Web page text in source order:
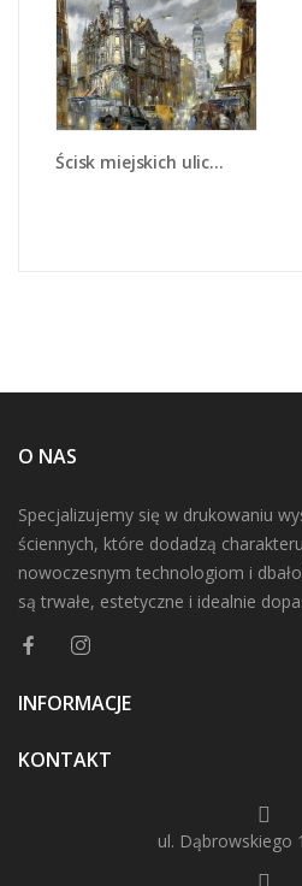
Ścisk miejskich uliczek - GR233
O NAS
Specjalizujemy się w drukowaniu
ściennych, które dodadzą
nowoczesnym technologiom i
są trwałe, estetyczne i idealnie
INFORMACJE
KONTAKT
ul. Dąbrowskiego